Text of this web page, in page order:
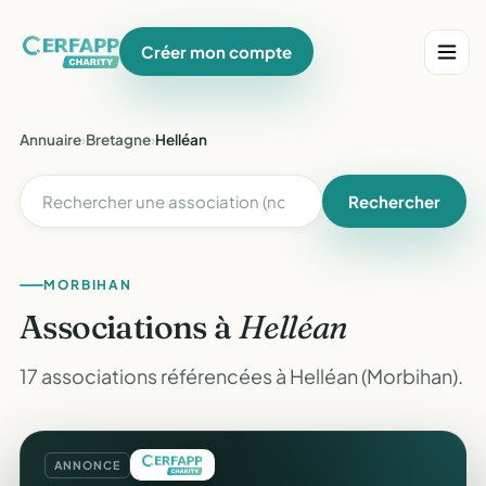
Créer mon compte
Annuaire›Bretagne›Helléan
Rechercher
MORBIHAN
Associations àHelléan
17 associations référencées à Helléan (Morbihan).
ANNONCE